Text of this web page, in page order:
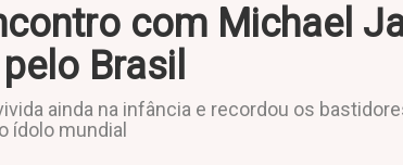
com Michael
Brasil
ainda na infância e recordou os
ídolo mundial